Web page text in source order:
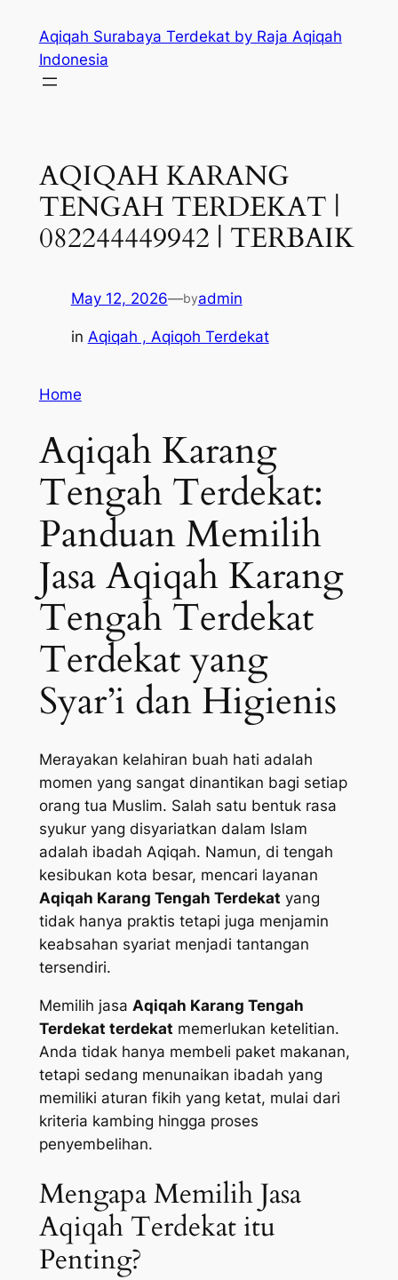
content
Aqiqah Surabaya Terdekat by Raja Aqiqah
Indonesia
AQIQAH KARANG
TENGAH TERDEKAT |
082244449942 | TERBAIK
May 12, 2026—byadmin
in Aqiqah , Aqiqoh Terdekat
Home
Aqiqah Karang
Tengah Terdekat:
Panduan Memilih
Jasa Aqiqah Karang
Tengah Terdekat
Terdekat yang
Syar’i dan Higienis
Merayakan kelahiran buah hati adalah
momen yang sangat dinantikan bagi setiap
orang tua Muslim. Salah satu bentuk rasa
syukur yang disyariatkan dalam Islam
adalah ibadah Aqiqah. Namun, di tengah
kesibukan kota besar, mencari layanan
Aqiqah Karang Tengah Terdekat yang
tidak hanya praktis tetapi juga menjamin
keabsahan syariat menjadi tantangan
tersendiri.
Memilih jasa Aqiqah Karang Tengah
Terdekat terdekat memerlukan ketelitian.
Anda tidak hanya membeli paket makanan,
tetapi sedang menunaikan ibadah yang
memiliki aturan fikih yang ketat, mulai dari
kriteria kambing hingga proses
penyembelihan.
Mengapa Memilih Jasa
Aqiqah Terdekat itu
Penting?